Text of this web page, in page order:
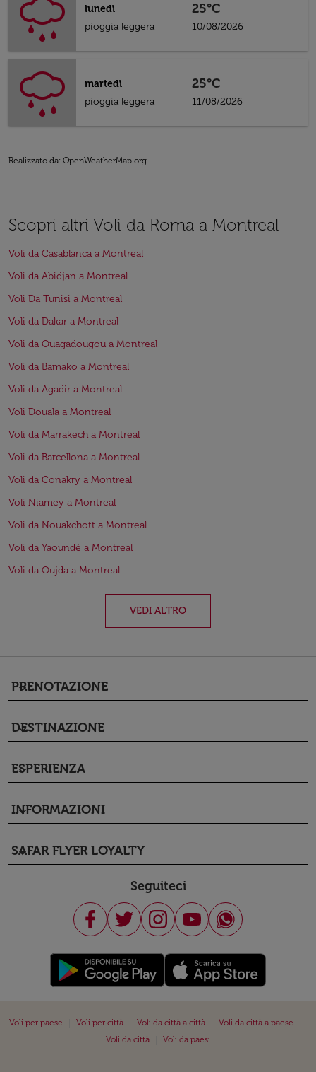
lunedì
pioggia leggera
25°C
10/08/2026
martedì
pioggia leggera
25°C
11/08/2026
Realizzato da: OpenWeatherMap.org
Scopri altri Voli da Roma a Montreal
Voli da Casablanca a Montreal
Voli da Abidjan a Montreal
Voli Da Tunisi a Montreal
Voli da Dakar a Montreal
Voli da Ouagadougou a Montreal
Voli da Bamako a Montreal
Voli da Agadir a Montreal
Voli Douala a Montreal
Voli da Marrakech a Montreal
Voli da Barcellona a Montreal
Voli da Conakry a Montreal
Voli Niamey a Montreal
Voli da Nouakchott a Montreal
Voli da Yaoundé a Montreal
Voli da Oujda a Montreal
VEDI ALTRO
PRENOTAZIONE
keyboard_arrow_down
DESTINAZIONE
keyboard_arrow_down
ESPERIENZA
keyboard_arrow_down
INFORMAZIONI
keyboard_arrow_down
SAFAR FLYER LOYALTY
keyboard_arrow_down
Seguiteci
Voli per paese Voli per città Voli da città a città Voli da città a paese
Voli da città
Voli da paesi